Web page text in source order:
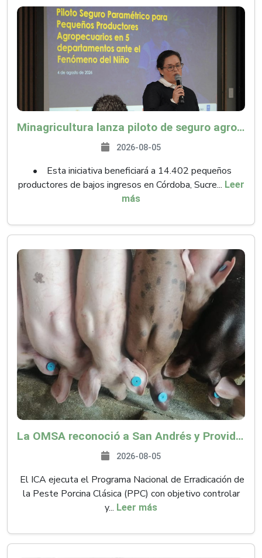
Minagricultura lanza piloto de seguro agropecuario por $9.625 millones para proteger a más de 14.000 pequeños productores contra riesgos del Fenómeno de El Niño
2026-08-05
• Esta iniciativa beneficiará a 14.402 pequeños
productores de bajos ingresos en Córdoba, Sucre... Leer
más
La OMSA reconoció a San Andrés y Providencia como zona libre de Peste Porcina Clásica (PPC)
2026-08-05
El ICA ejecuta el Programa Nacional de Erradicación de
la Peste Porcina Clásica (PPC) con objetivo controlar
y... Leer más